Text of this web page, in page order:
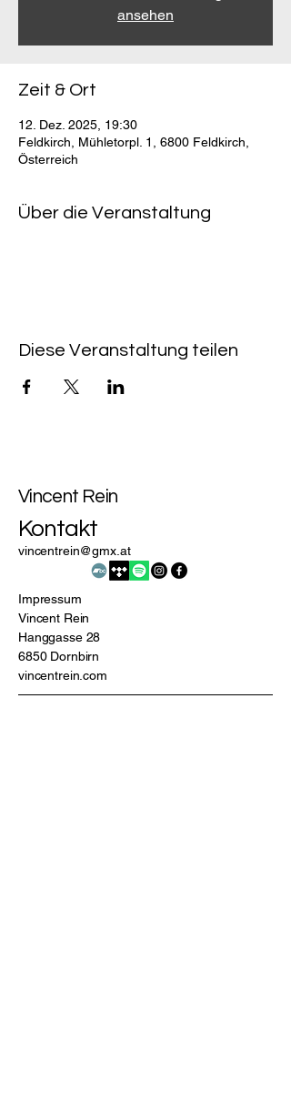
ansehen
Zeit & Ort
12. Dez. 2025, 19:30
Feldkirch, Mühletorpl. 1, 6800 Feldkirch,
Österreich
Über die Veranstaltung
Diese Veranstaltung teilen
Vincent Rein
Kontakt
vincentrein@gmx.at
Impressum
Vincent Rein
Hanggasse 28
6850 Dornbirn
vincentrein.com